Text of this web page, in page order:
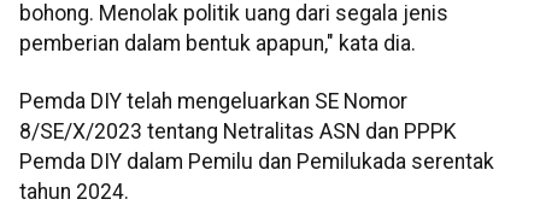
bohong. Menolak politik uang dari segala jenis
pemberian dalam bentuk apapun," kata dia.
Pemda DIY telah mengeluarkan SE Nomor
8/SE/X/2023 tentang Netralitas ASN dan PPPK
Pemda DIY dalam Pemilu dan Pemilukada serentak
tahun 2024.